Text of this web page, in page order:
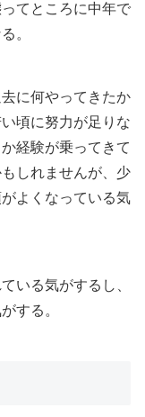
てところに中年で
。
に何やってきたか
頃に努力が足りな
経験が乗ってきて
しれませんが、少
よくなっている気
いる気がするし、
する。